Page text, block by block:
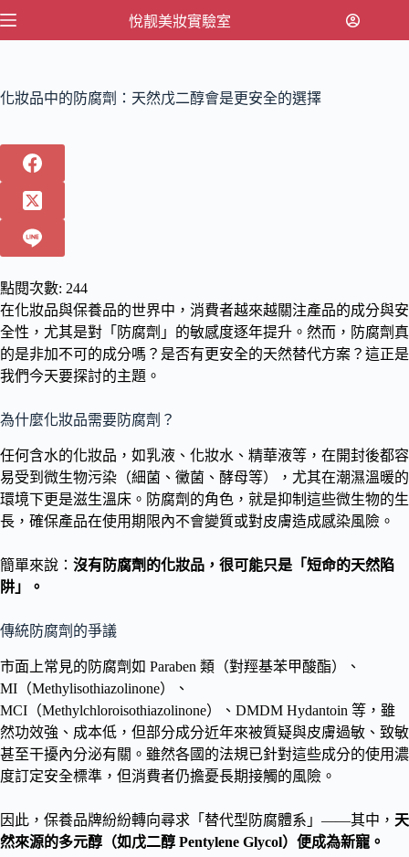
跳
內
悅靓美妝實驗室
化妝品中的防腐劑：天然戊二醇會是更安全的選擇
點閱次數: 244
在化妝品與保養品的世界中，消費者越來越關注產品的成分與安
全性，尤其是對「防腐劑」的敏感度逐年提升。然而，防腐劑真
的是非加不可的成分嗎？是否有更安全的天然替代方案？這正是
我們今天要探討的主題。
為什麼化妝品需要防腐劑？
任何含水的化妝品，如乳液、化妝水、精華液等，在開封後都容
易受到微生物污染（細菌、黴菌、酵母等），尤其在潮濕溫暖的
環境下更是滋生溫床。防腐劑的角色，就是抑制這些微生物的生
長，確保產品在使用期限內不會變質或對皮膚造成感染風險。
簡單來說： 沒有防腐劑的化妝品，很可能只是「短命的天然陷
阱」。
傳統防腐劑的爭議
市面上常見的防腐劑如 Paraben 類（對羥基苯甲酸酯）、
MI（Methylisothiazolinone）、
MCI（Methylchloroisothiazolinone）、DMDM Hydantoin 等，雖
然功效強、成本低，但部分成分近年來被質疑與皮膚過敏、致敏
甚至干擾內分泌有關。雖然各國的法規已針對這些成分的使用濃
度訂定安全標準，但消費者仍擔憂長期接觸的風險。
因此，保養品牌紛紛轉向尋求「替代型防腐體系」——其中， 天
然來源的多元醇（如戊二醇 Pentylene Glycol）便成為新寵。